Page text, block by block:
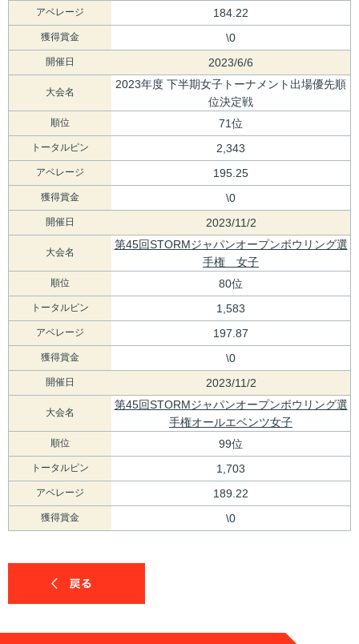
アベレージ 184.22
獲得賞金 \0
開催日 2023/6/6
大会名
2023年度 下半期女子トーナメント出場優先順
位決定戦
順位 71位
トータルピン 2,343
アベレージ 195.25
獲得賞金 \0
開催日 2023/11/2
大会名
第45回STORMジャパンオープンボウリング選
手権 女子
順位 80位
トータルピン 1,583
アベレージ 197.87
獲得賞金 \0
開催日 2023/11/2
大会名
第45回STORMジャパンオープンボウリング選
手権オールエベンツ女子
順位 99位
トータルピン 1,703
アベレージ 189.22
獲得賞金 \0